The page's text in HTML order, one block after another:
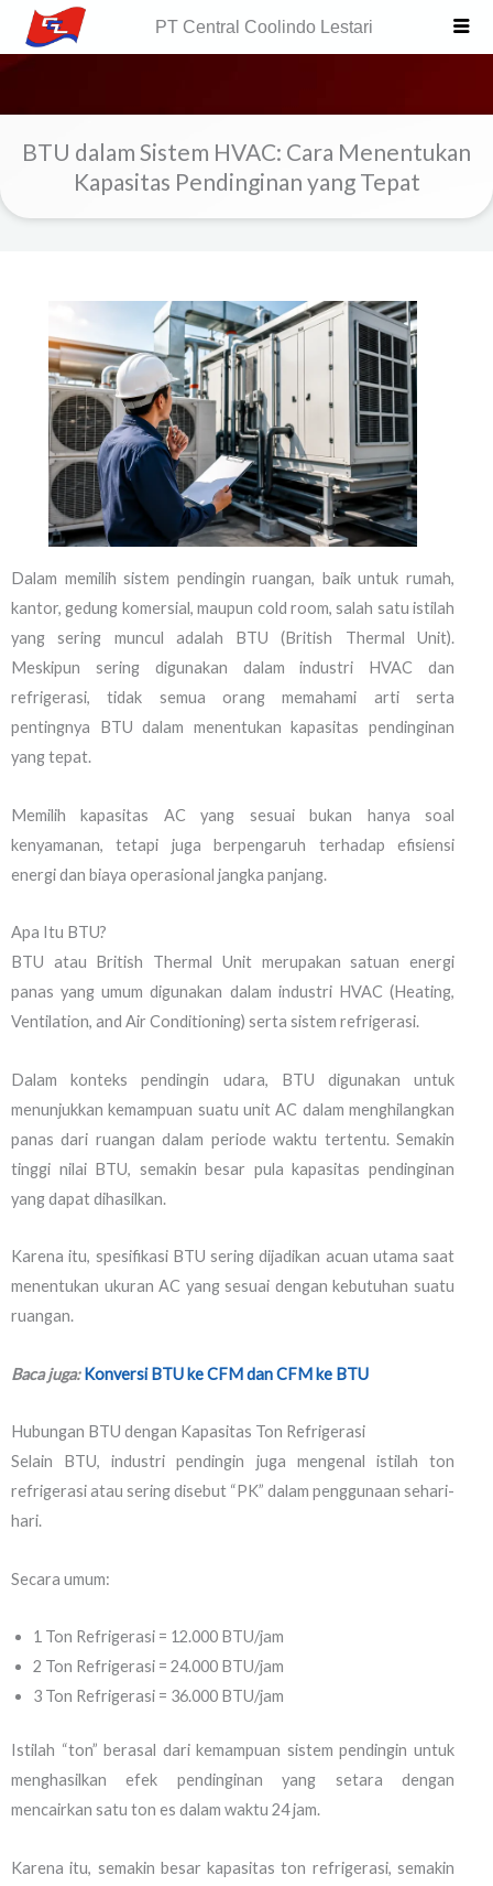
PT Central Coolindo Lestari
BTU dalam Sistem HVAC: Cara Menentukan
Kapasitas Pendinginan yang Tepat
Dalam memilih sistem pendingin ruangan, baik untuk rumah,
kantor, gedung komersial, maupun cold room, salah satu istilah
yang sering muncul adalah BTU (British Thermal Unit).
Meskipun sering digunakan dalam industri HVAC dan
refrigerasi, tidak semua orang memahami arti serta
pentingnya BTU dalam menentukan kapasitas pendinginan
yang tepat.
Memilih kapasitas AC yang sesuai bukan hanya soal
kenyamanan, tetapi juga berpengaruh terhadap efisiensi
energi dan biaya operasional jangka panjang.
Apa Itu BTU?
BTU atau British Thermal Unit merupakan satuan energi
panas yang umum digunakan dalam industri HVAC (Heating,
Ventilation, and Air Conditioning) serta sistem refrigerasi.
Dalam konteks pendingin udara, BTU digunakan untuk
menunjukkan kemampuan suatu unit AC dalam menghilangkan
panas dari ruangan dalam periode waktu tertentu. Semakin
tinggi nilai BTU, semakin besar pula kapasitas pendinginan
yang dapat dihasilkan.
Karena itu, spesifikasi BTU sering dijadikan acuan utama saat
menentukan ukuran AC yang sesuai dengan kebutuhan suatu
ruangan.
Baca juga: Konversi BTU ke CFM dan CFM ke BTU
Hubungan BTU dengan Kapasitas Ton Refrigerasi
Selain BTU, industri pendingin juga mengenal istilah ton
refrigerasi atau sering disebut “PK” dalam penggunaan sehari-
hari.
Secara umum:
1 Ton Refrigerasi = 12.000 BTU/jam
2 Ton Refrigerasi = 24.000 BTU/jam
3 Ton Refrigerasi = 36.000 BTU/jam
Istilah “ton” berasal dari kemampuan sistem pendingin untuk
menghasilkan efek pendinginan yang setara dengan
mencairkan satu ton es dalam waktu 24 jam.
Karena itu, semakin besar kapasitas ton refrigerasi, semakin